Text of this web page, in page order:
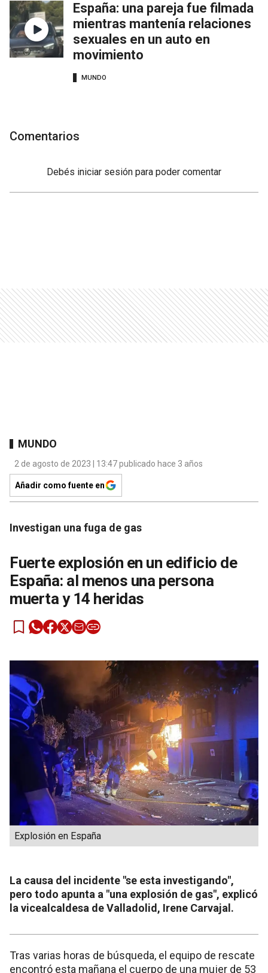
España: una pareja fue filmada
mientras mantenía relaciones
sexuales en un auto en
movimiento
MUNDO
Comentarios
Debés iniciar sesión para poder comentar
MUNDO
2 de agosto de 2023 | 13:47 publicado hace 3 años
Añadir como fuente en
Investigan una fuga de gas
Fuerte explosión en un edificio de
España: al menos una persona
muerta y 14 heridas
Explosión en España
La causa del incidente "se esta investigando",
pero todo apunta a "una explosión de gas", explicó
la vicealcaldesa de Valladolid, Irene Carvajal.
Tras varias horas de búsqueda, el equipo de rescate
encontró esta mañana el cuerpo de una mujer de 53